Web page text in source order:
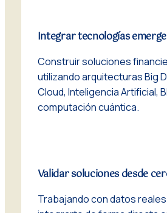
Integrar tecnologías
Construir soluciones
utilizando arquitecturasBig
Cloud, Inteligencia Artificial,
computación cuántica.
Validar soluciones desde
Trabajando con datos